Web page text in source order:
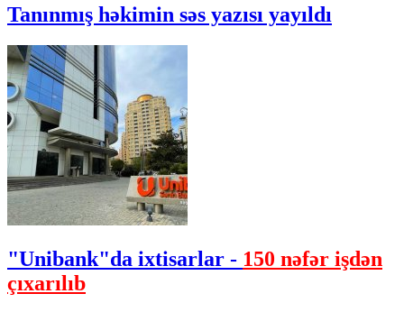
Tanınmış həkimin səs yazısı yayıldı
"Unibank"da ixtisarlar - 150 nəfər işdən
çıxarılıb